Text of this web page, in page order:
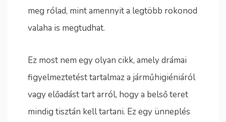
meg rólad, mint amennyit a legtöbb rokonod
valaha is megtudhat.
Ez most nem egy olyan cikk, amely drámai
figyelmeztetést tartalmaz a járműhigiéniáról
vagy előadást tart arról, hogy a belső teret
mindig tisztán kell tartani. Ez egy ünneplés